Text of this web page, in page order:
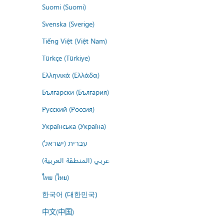
Suomi (Suomi)
Svenska (Sverige)
Tiếng Việt (Việt Nam)
Türkçe (Türkiye)
Ελληνικά (Ελλάδα)
Български (България)
Русский (Россия)
Українська (Україна)
עברית (ישראל)
عربي (المنطقة العربية)
ไทย (ไทย)
한국어 (대한민국)
中文(中国)